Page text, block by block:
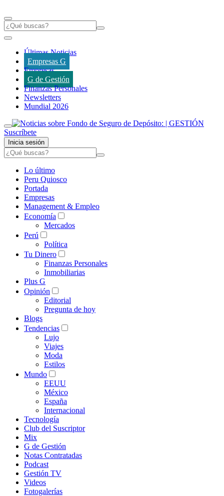
Últimas Noticias
Empresas G
Empresas
G de Gestión
Finanzas Personales
Newsletters
Mundial 2026
Suscríbete
Inicia sesión
Lo último
Peru Quiosco
Portada
Empresas
Management & Empleo
Economía
Mercados
Perú
Política
Tu Dinero
Finanzas Personales
Inmobiliarias
Plus G
Opinión
Editorial
Pregunta de hoy
Blogs
Tendencias
Lujo
Viajes
Moda
Estilos
Mundo
EEUU
México
España
Internacional
Tecnología
Club del Suscriptor
Mix
G de Gestión
Notas Contratadas
Podcast
Gestión TV
Videos
Fotogalerías